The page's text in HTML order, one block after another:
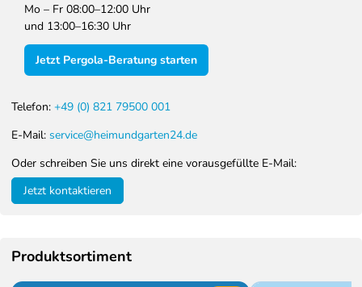
Mo – Fr 08:00–12:00 Uhr
und 13:00–16:30 Uhr
Jetzt Pergola-Beratung starten
Telefon: +49 (0) 821 79500 001
E-Mail: service@heimundgarten24.de
Oder schreiben Sie uns direkt eine vorausgefüllte E-Mail:
Jetzt kontaktieren
Produktsortiment